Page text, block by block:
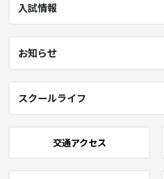
入試情報
お知らせ
スクールライフ
交通アクセス